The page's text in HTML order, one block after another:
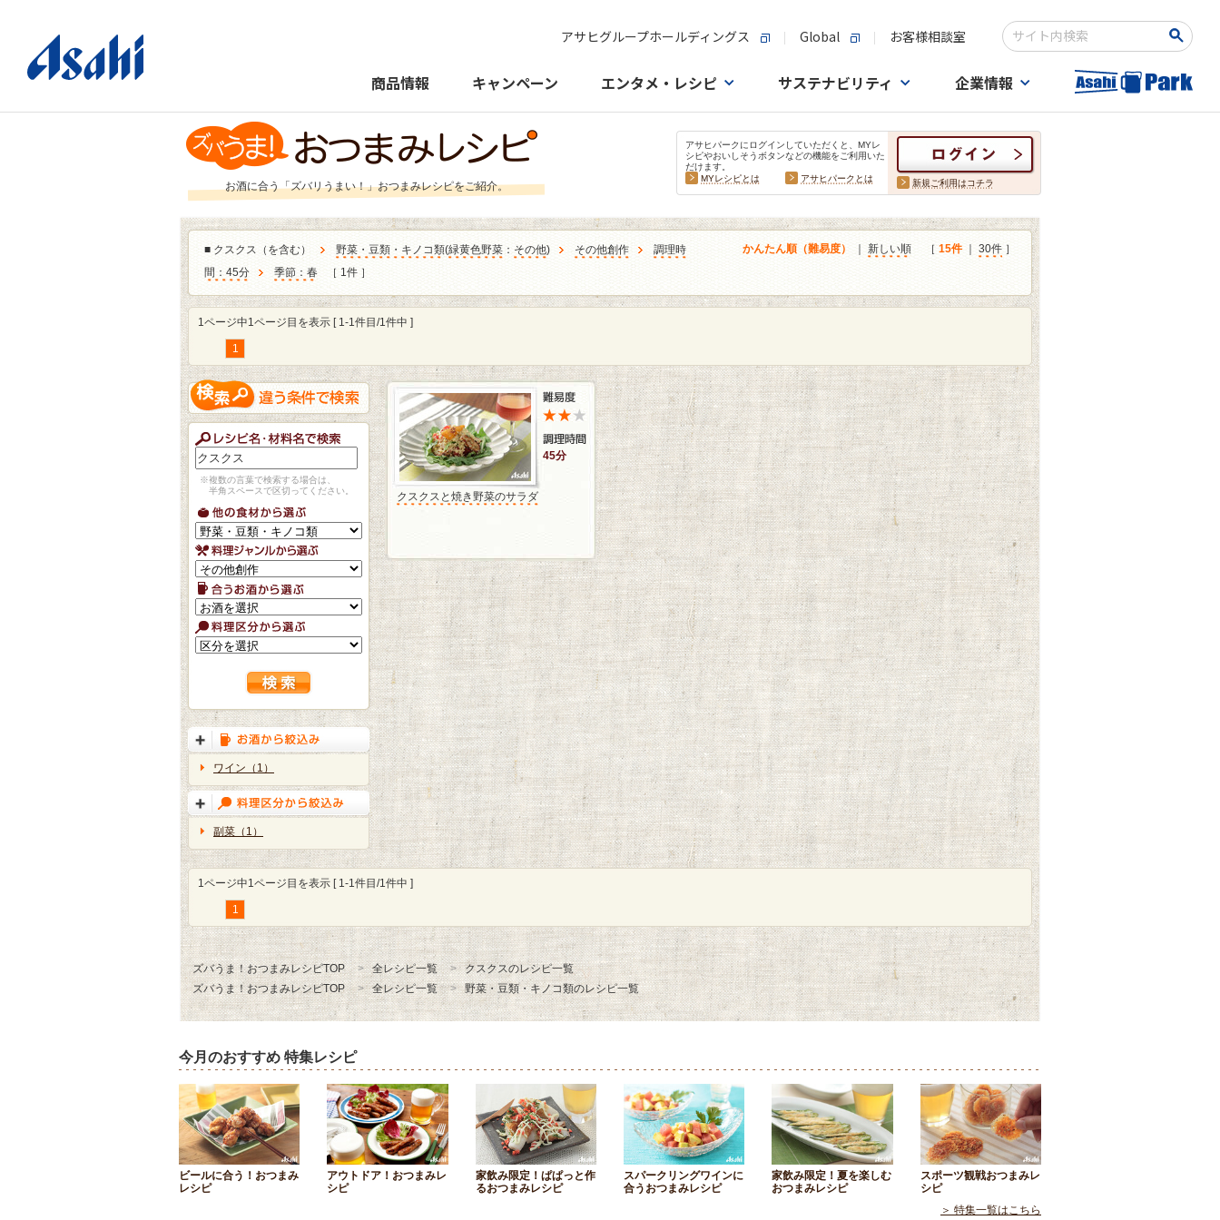
アサヒグループホールディングス Global お客様相談室
検索キーワード入力
商品情報 キャンペーン エンタメ・レシピ サステナビリティ 企業情報
お酒に合う「ズバリうまい！」おつまみレシピをご紹介。
アサヒパークにログインしていただくと、MYレ
シピやおいしそうボタンなどの機能をご利用いた
だけます。
MYレシピとは
アサヒパークとは 新規ご利用はコチラ
■ クスクス（を含む） 野菜・豆類・キノコ類(緑黄色野菜 ： その他) その他創作
調理時
間：45分
季節：春 ［ 1件 ］
かんたん順（難易度） 新しい順 ［ 15件｜ 30件 ］
1ページ中1ページ目を表示 [ 1-1件目/1件中 ]
1
※複数の言葉で検索する場合は、
半角スペースで区切ってください。
ワイン（1）
副菜（1）
45分
クスクスと焼き野菜のサラダ
1ページ中1ページ目を表示 [ 1-1件目/1件中 ]
1
ズバうま！おつまみレシピTOP 全レシピ一覧
クスクスのレシピ一覧
ズバうま！おつまみレシピTOP
全レシピ一覧 野菜・豆類・キノコ類のレシピ一覧
今月のおすすめ 特集レシピ
ビールに合う！おつまみ
レシピ
アウトドア！おつまみレ
シピ
家飲み限定！ぱぱっと作
るおつまみレシピ
スパークリングワインに
合うおつまみレシピ
家飲み限定！夏を楽しむ
おつまみレシピ
スポーツ観戦おつまみレ
シピ
＞ 特集一覧はこちら